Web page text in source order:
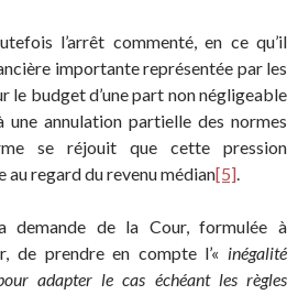
l’arrêt commenté, en ce qu’il
importante représentée par les
le budget d’une part non négligeable
annulation partielle des normes
se réjouit que cette pression
regard du revenu médian[5].
demande de la Cour, formulée à
de prendre en compte l’« inégalité
adapter le cas échéant les règles